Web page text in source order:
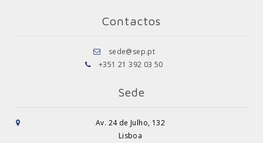
Contactos
sede@sep.pt
+351 21 392 03 50
Sede
Av. 24 de Julho, 132
Lisboa